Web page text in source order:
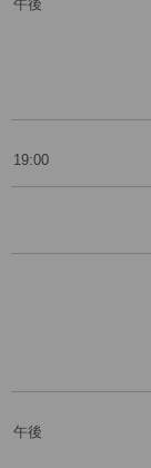
午後
19:00
午後